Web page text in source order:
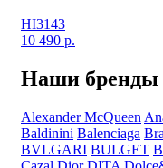
HI3143
10 490 р.
Наши бренды
Alexander McQueen
Baldinini Balenciaga
BVLGARI BULGET